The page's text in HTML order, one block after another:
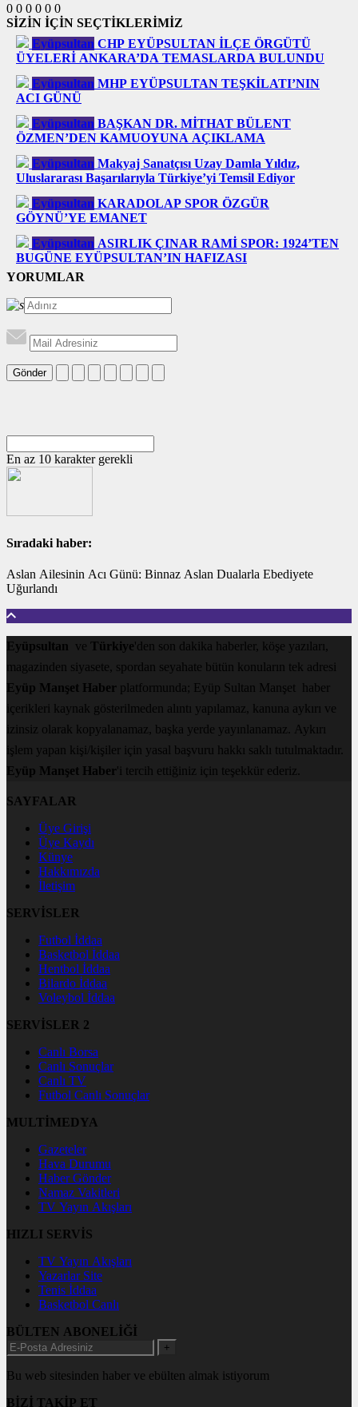
0 0 0 0 0 0
SİZİN İÇİN SEÇTİKLERİMİZ
Eyüpsultan CHP EYÜPSULTAN İLÇE ÖRGÜTÜ
ÜYELERİ ANKARA’DA TEMASLARDA BULUNDU
Eyüpsultan MHP EYÜPSULTAN TEŞKİLATI’NIN
ACI GÜNÜ
Eyüpsultan BAŞKAN DR. MİTHAT BÜLENT
ÖZMEN’DEN KAMUOYUNA AÇIKLAMA
Eyüpsultan Makyaj Sanatçısı Uzay Damla Yıldız,
Uluslararası Başarılarıyla Türkiye’yi Temsil Ediyor
Eyüpsultan KARADOLAP SPOR ÖZGÜR
GÖYNÜ’YE EMANET
Eyüpsultan ASIRLIK ÇINAR RAMİ SPOR: 1924’TEN
BUGÜNE EYÜPSULTAN’IN HAFIZASI
YORUMLAR
Gönder
En az 10 karakter gerekli
Sıradaki haber:
Aslan Ailesinin Acı Günü: Binnaz Aslan Dualarla Ebediyete
Uğurlandı
Eyüpsultan ve Türkiye'den son dakika haberler, köşe yazıları,
magazinden siyasete, spordan seyahate bütün konuların tek adresi
Eyüp Manşet Haber platformunda; Eyüp Sultan Manşet haber
içerikleri kaynak gösterilmeden alıntı yapılamaz, kanuna aykırı ve
izinsiz olarak kopyalanamaz, başka yerde yayınlanamaz. Aykırı
işlem yapan kişi/kişiler için yasal başvuru hakkı saklı tutulmaktadır.
Eyüp Manşet Haber'i tercih ettiğiniz için teşekkür ederiz.
SAYFALAR
Üye Girişi
Üye Kaydı
Künye
Hakkımızda
İletişim
SERVİSLER
Futbol İddaa
Basketbol İddaa
Hentbol İddaa
Bilardo İddaa
Voleybol İddaa
SERVİSLER 2
Canlı Borsa
Canlı Sonuçlar
Canlı TV
Futbol Canlı Sonuçlar
MULTİMEDYA
Gazeteler
Hava Durumu
Haber Gönder
Namaz Vakitleri
TV Yayın Akışları
HIZLI SERVİS
TV Yayın Akışları
Yazarlar Site
Tenis İddaa
Basketbol Canlı
BÜLTEN ABONELİĞİ
+
Bu web sitesinden haber ve ebülten almak istiyorum
BİZİ TAKİP ET